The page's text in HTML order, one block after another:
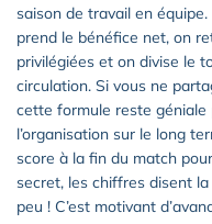
saison de travail en
prend le bénéfice net, on
privilégiées et on divise le
circulation. Si vous ne
cette formule reste
l’organisation sur le long
score à la fin du match
secret, les chiffres disent
peu ! C’est motivant